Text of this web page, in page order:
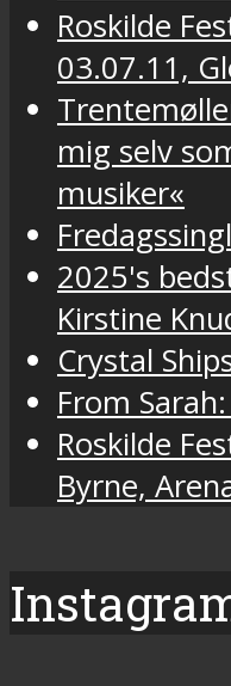
Roskilde
03.07.11,
mig selv
musiker«
2025's
Kirstine
Crystal
From
Roskilde
Byrne,